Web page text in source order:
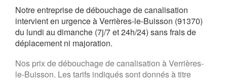
Notre entreprise de débouchage de canalisation
intervient en urgence à Verrières-le-Buisson (91370)
du lundi au dimanche (7j/7 et 24h/24) sans frais de
déplacement ni majoration.
Nos prix de débouchage de canalisation à Verrières-
le-Buisson. Les tarifs indiqués sont donnés à titre